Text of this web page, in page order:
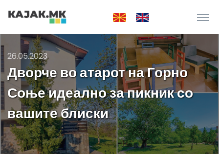
26.05.2023
Дворче во атарот на Горно
Соње идеално за пикник со
вашите блиски